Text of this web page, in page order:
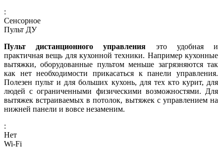
:
Сенсорное
Пульт ДУ
Пульт дистанционного управления это удобная и
практичная вещь для кухонной техники. Например кухонные
вытяжки, оборудованные пультом меньше загрязняются так
как нет необходимости прикасаться к панели управления.
Полезен пульт и для больших кухонь, для тех кто курит, для
людей с ограниченными физическими возможностями. Для
вытяжек встраиваемых в потолок, вытяжек с управлением на
нижней панели и вовсе незаменим.
:
Нет
Wi-Fi